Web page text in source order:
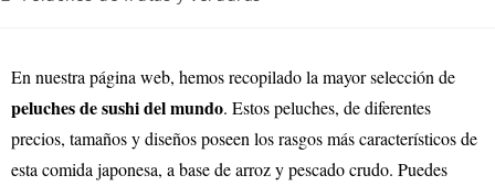
En nuestra página web, hemos recopilado la mayor selección de
peluches de sushi del mundo. Estos peluches, de diferentes
precios, tamaños y diseños poseen los rasgos más característicos de
esta comida japonesa, a base de arroz y pescado crudo. Puedes